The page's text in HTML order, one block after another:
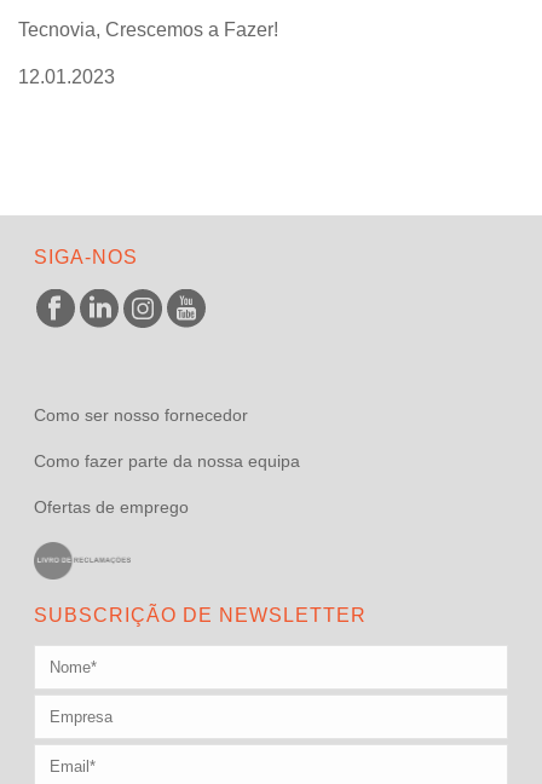
Tecnovia, Crescemos a Fazer!
12.01.2023
SIGA-NOS
Como ser nosso fornecedor
Como fazer parte da nossa equipa
Ofertas de emprego
SUBSCRIÇÃO DE NEWSLETTER